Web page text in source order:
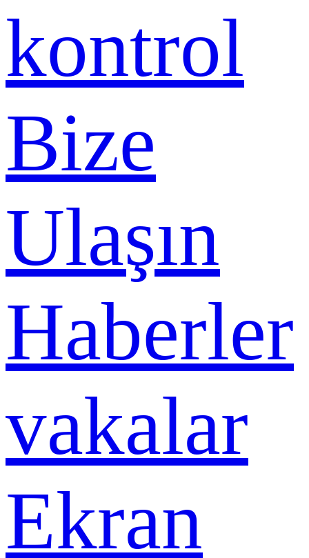
kontrol
Bize
Ulaşın
Haberler
vakalar
Ekran